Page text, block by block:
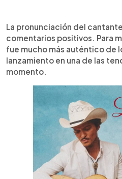
La pronunciación del
comentarios positivos. Para
fue mucho más auténtico de
lanzamiento en una de las
momento.